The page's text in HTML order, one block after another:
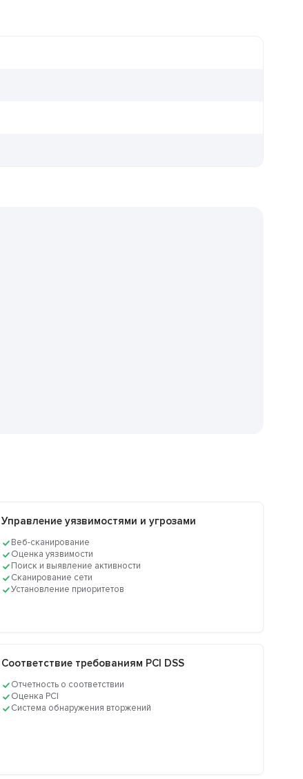
Управление уязвимостями и угрозами
Веб-сканирование
Оценка уязвимости
Поиск и выявление активности
Сканирование сети
Установление приоритетов
Соответствие требованиям PCI DSS
Отчетность о соответствии
Оценка PCI
Система обнаружения вторжений